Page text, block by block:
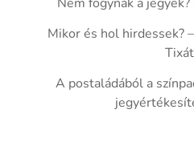
Mikor és hol hirdessek?
A postaládából a